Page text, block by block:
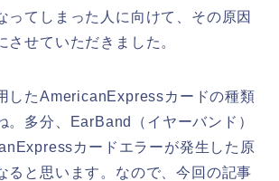
ってしまった人に向けて、その原因
させていただきました。
したAmericanExpressカードの種類
。多分、EarBand（イヤーバンド）
カードエラーが発生した原
ると思います。なので、今回の記事